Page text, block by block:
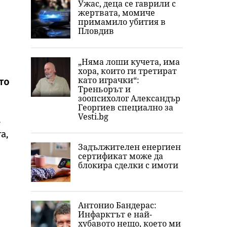
Ужас, деца се гаврили с
жертвата, момиче
примамило убития в
Пловдив
„Няма лоши кучета, има
хора, които ги третират
като играчки“:
Треньорът и
зоопсихолог Александър
Георгиев специално за
Vesti.bg
Задължителен енергиен
сертификат може да
блокира сделки с имоти
Антонио Бандерас:
Инфарктът е най-
хубавото нещо, което ми